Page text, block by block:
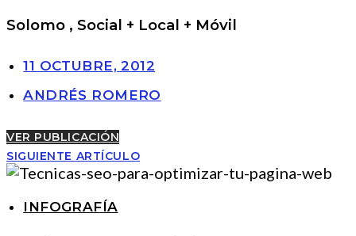
Solomo , Social + Local + Móvil
11 OCTUBRE, 2012
ANDRÉS ROMERO
VER PUBLICACIÓN
SIGUIENTE ARTÍCULO
INFOGRAFÍA